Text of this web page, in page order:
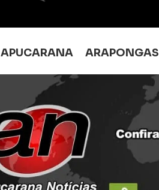
APUCARANA ARAPONGAS